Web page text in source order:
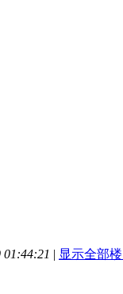
| 显示全部